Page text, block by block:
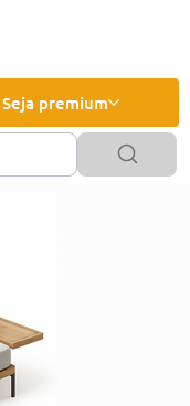
Seja premium